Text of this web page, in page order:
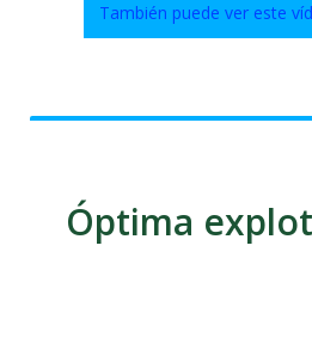
También puede ver este
Óptima